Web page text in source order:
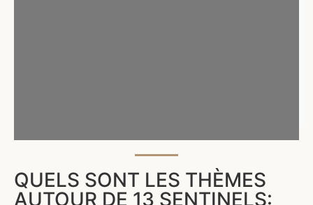
QUELS SONT LES THÈMES
AUTOUR DE 13 SENTINELS: